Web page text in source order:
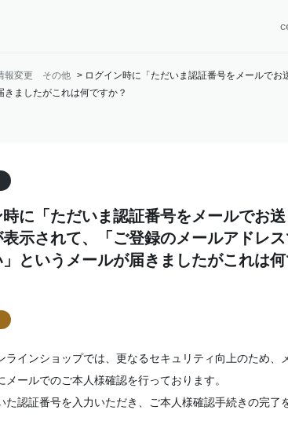
報変更 その他 > ログイン時に「ただいま認証番号をメールでお
ましたがこれは何ですか？
時に「ただいま認証番号をメールでお
表示されて、「ご登録のメールアドレ
というメールが届きましたがこれは何
ラインショップでは、更なるセキュリティ向上のため、
メールでのご本人様確認を行っております。
た認証番号を入力いただき、ご本人様確認手続きの完了